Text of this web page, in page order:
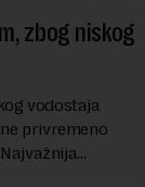
zbog niskog
vodostaja
privremeno